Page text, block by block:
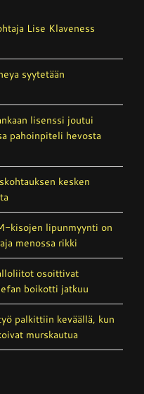
Lise Klaveness
syytetään
lisenssi joutui
pahoinpiteli hevosta
kesken
kisojen lipunmyynti on
menossa rikki
osoittivat
boikotti jatkuu
palkittiin keväällä, kun
murskautua